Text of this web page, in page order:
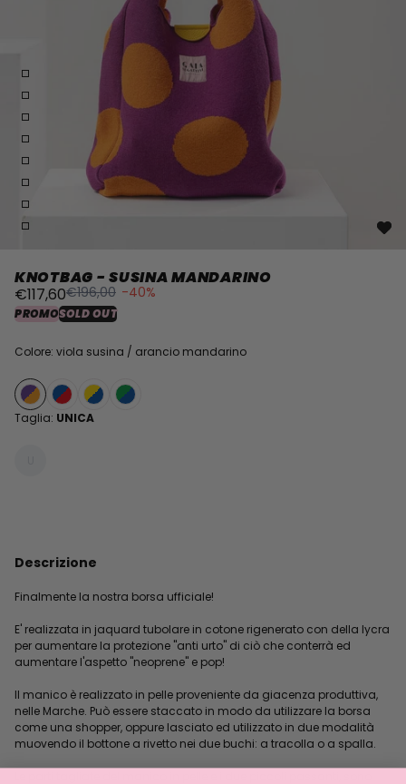
Descrizione
Finalmente la nostra borsa ufficiale!
E' realizzata in jaquard tubolare in cotone rigenerato con della lycra
per aumentare la protezione "anti urto" di ciò che conterrà ed
aumentare l'aspetto "neoprene" e pop!
Il manico è realizzato in pelle proveniente da giacenza produttiva,
nelle Marche. Può essere staccato in modo da utilizzare la borsa
come una shopper, oppure lasciato ed utilizzato in due modalità
muovendo il bottone a rivetto nei due buchi: a tracolla o a spalla.
KNOTBAG - SUSINA MANDARINO
€117,60€196,00 -40%
PROMOSOLD OUT
Colore: viola susina / arancio mandarino
Taglia: UNICA